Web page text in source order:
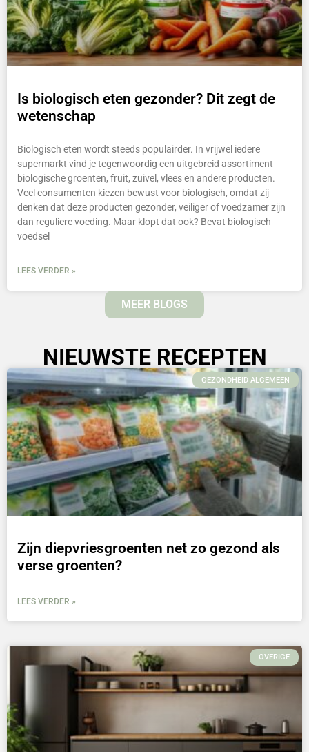
Is biologisch eten gezonder? Dit zegt de
wetenschap
Biologisch eten wordt steeds populairder. In vrijwel iedere
supermarkt vind je tegenwoordig een uitgebreid assortiment
biologische groenten, fruit, zuivel, vlees en andere producten.
Veel consumenten kiezen bewust voor biologisch, omdat zij
denken dat deze producten gezonder, veiliger of voedzamer zijn
dan reguliere voeding. Maar klopt dat ook? Bevat biologisch
voedsel
LEES VERDER »
MEER BLOGS
NIEUWSTE RECEPTEN
GEZONDHEID ALGEMEEN
Zijn diepvriesgroenten net zo gezond als
verse groenten?
LEES VERDER »
OVERIGE